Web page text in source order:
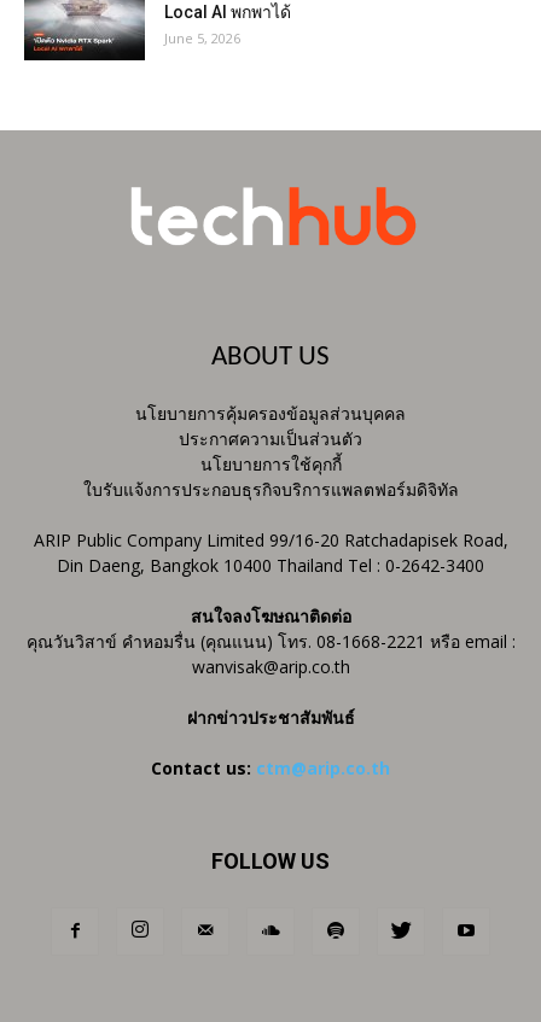
Local AI พกพาได้
June 5, 2026
ABOUT US
นโยบายการคุ้มครองข้อมูลส่วนบุคคล
ประกาศความเป็นส่วนตัว
นโยบายการใช้คุกกี้
ใบรับแจ้งการประกอบธุรกิจบริการแพลตฟอร์มดิจิทัล
ARIP Public Company Limited 99/16-20 Ratchadapisek Road,
Din Daeng, Bangkok 10400 Thailand Tel : 0-2642-3400
สนใจลงโฆษณาติดต่อ
คุณวันวิสาข์ คำหอมรื่น (คุณแนน) โทร. 08-1668-2221 หรือ email :
wanvisak@arip.co.th
ฝากข่าวประชาสัมพันธ์
Contact us: ctm@arip.co.th
FOLLOW US